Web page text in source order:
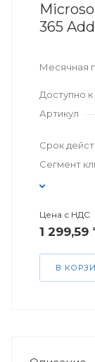
365
Месячная
Доступно к
Артикул
Срок
Сегмент
Цена с НДС
1
В